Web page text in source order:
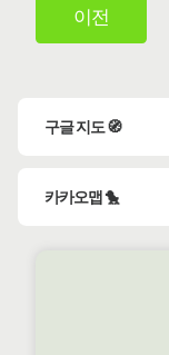
이전
구글 지도 🧭
카카오맵 🐤